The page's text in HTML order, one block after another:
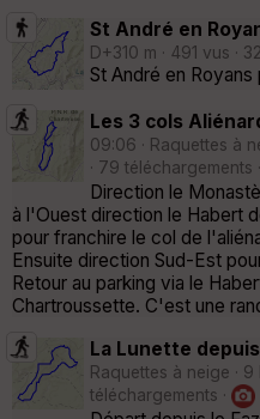
St André en
D+310 m · 491 vus ·
St André en
Les 3 cols
09:06 · Raquettes à
· 79 téléchargements ·
Direction le
à l'Ouest direction le Habert
pour franchire le col de
Ensuite direction Sud-Est
Retour au parking via le
Chartroussette. C'est une
La Lunette depuis
Raquettes à neige · 9
téléchargements ·